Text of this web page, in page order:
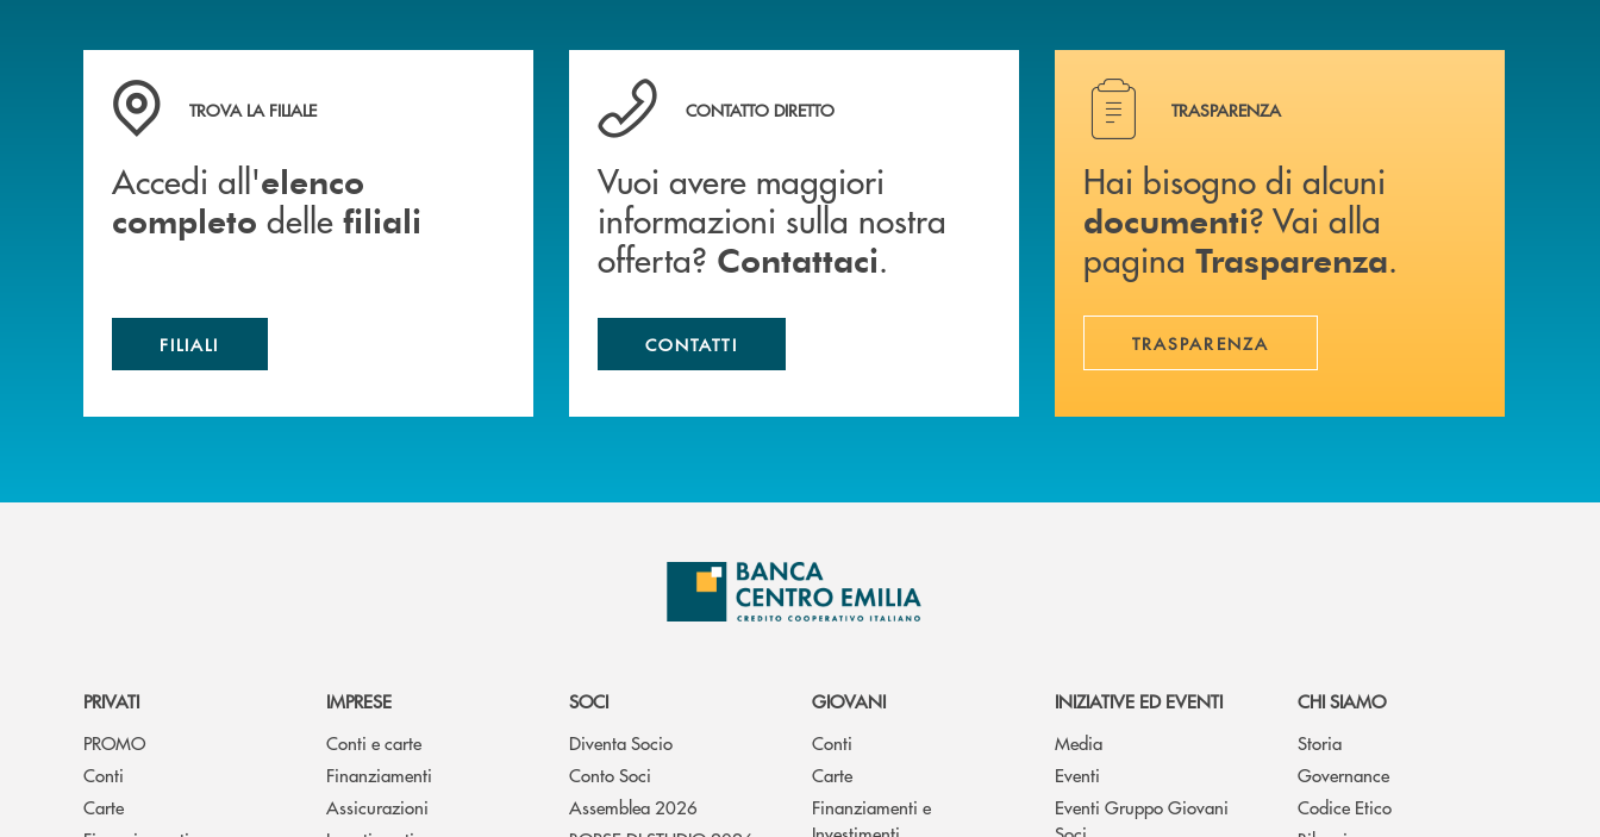
Accedi all' elenco completo delle filiali
TROVA LA FILIALE
Accedi all'elenco
completo delle filiali
FILIALI
Vuoi avere maggiori informazioni sulla nostra offerta? Contattaci .
CONTATTO DIRETTO
Vuoi avere maggiori
informazioni sulla nostra
offerta? Contattaci.
CONTATTI
Hai bisogno di alcuni documenti ? Vai alla pagina
TRASPARENZA
Hai bisogno di alcuni
documenti? Vai alla
pagina Trasparenza.
TRASPARENZA
PRIVATI
PROMO
Conti
Carte
IMPRESE
Conti e carte
Finanziamenti
Assicurazioni
SOCI
Diventa Socio
Conto Soci
Assemblea 2026
GIOVANI
Conti
Carte
Finanziamenti e
INIZIATIVE ED EVENTI
Media
Eventi
Eventi Gruppo Giovani
CHI SIAMO
Storia
Governance
Codice Etico